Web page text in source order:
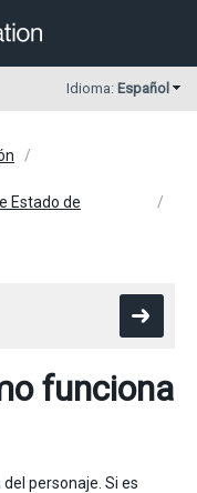
Idioma: Español
Estado de
funciona
personaje. Si es